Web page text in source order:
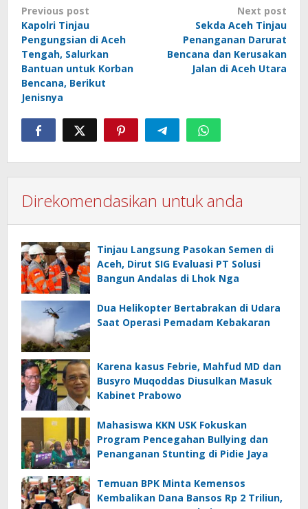
Post
navigation
Previous post
Kapolri Tinjau
Pengungsian di Aceh
Tengah, Salurkan
Bantuan untuk Korban
Bencana, Berikut
Jenisnya
Next post
Sekda Aceh Tinjau
Penanganan Darurat
Bencana dan Kerusakan
Jalan di Aceh Utara‎
Direkomendasikan untuk anda
Tinjau Langsung Pasokan Semen di
Aceh, Dirut SIG Evaluasi PT Solusi
Bangun Andalas di Lhok Nga
Dua Helikopter Bertabrakan di Udara
Saat Operasi Pemadam Kebakaran
Karena kasus Febrie, Mahfud MD dan
Busyro Muqoddas Diusulkan Masuk
Kabinet Prabowo
Mahasiswa KKN USK Fokuskan
Program Pencegahan Bullying dan
Penanganan Stunting di Pidie Jaya
Temuan BPK Minta Kemensos
Kembalikan Dana Bansos Rp 2 Triliun,